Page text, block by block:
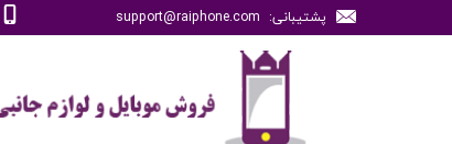
پشتیبانی: support@raiphone.com